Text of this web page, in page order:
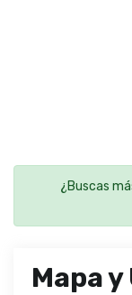
¿Buscas
Mapa